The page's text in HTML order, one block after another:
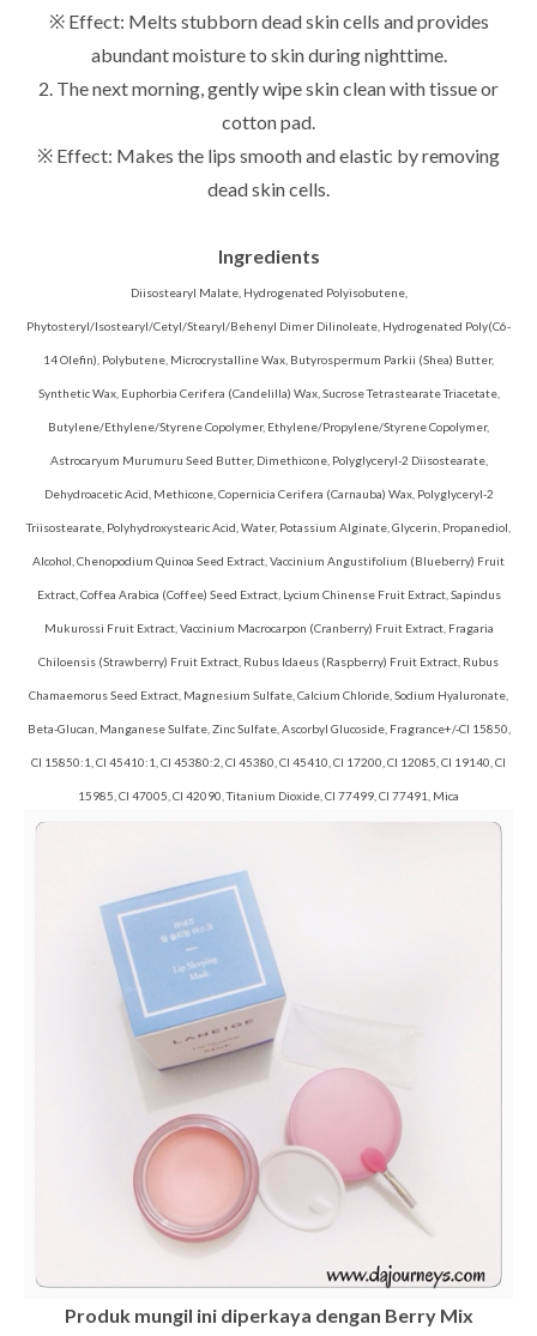
※ Effect: Melts stubborn dead skin cells and provides
abundant moisture to skin during nighttime.
2. The next morning, gently wipe skin clean with tissue or
cotton pad.
※ Effect: Makes the lips smooth and elastic by removing
dead skin cells.
Ingredients
Diisostearyl Malate, Hydrogenated Polyisobutene,
Phytosteryl/Isostearyl/Cetyl/Stearyl/Behenyl Dimer Dilinoleate, Hydrogenated Poly(C6-
14 Olefin), Polybutene, Microcrystalline Wax, Butyrospermum Parkii (Shea) Butter,
Synthetic Wax, Euphorbia Cerifera (Candelilla) Wax, Sucrose Tetrastearate Triacetate,
Butylene/Ethylene/Styrene Copolymer, Ethylene/Propylene/Styrene Copolymer,
Astrocaryum Murumuru Seed Butter, Dimethicone, Polyglyceryl-2 Diisostearate,
Dehydroacetic Acid, Methicone, Copernicia Cerifera (Carnauba) Wax, Polyglyceryl-2
Triisostearate, Polyhydroxystearic Acid, Water, Potassium Alginate, Glycerin, Propanediol,
Alcohol, Chenopodium Quinoa Seed Extract, Vaccinium Angustifolium (Blueberry) Fruit
Extract, Coffea Arabica (Coffee) Seed Extract, Lycium Chinense Fruit Extract, Sapindus
Mukurossi Fruit Extract, Vaccinium Macrocarpon (Cranberry) Fruit Extract, Fragaria
Chiloensis (Strawberry) Fruit Extract, Rubus Idaeus (Raspberry) Fruit Extract, Rubus
Chamaemorus Seed Extract, Magnesium Sulfate, Calcium Chloride, Sodium Hyaluronate,
Beta-Glucan, Manganese Sulfate, Zinc Sulfate, Ascorbyl Glucoside, Fragrance+/-CI 15850,
CI 15850:1, CI 45410:1, CI 45380:2, CI 45380, CI 45410, CI 17200, CI 12085, CI 19140, CI
15985, CI 47005, CI 42090, Titanium Dioxide, CI 77499, CI 77491, Mica
Produk mungil ini diperkaya dengan Berry Mix